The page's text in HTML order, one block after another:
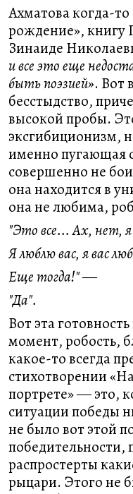
Ахматова когда-то
рождение», книгу
Зинаиде
и все это еще
быть поэзией». Вот
бесстыдство,
высокой пробы.
эксгибиционизм,
именно пугающая
совершенно не
она находится в
она не любима,
"Это все... Ах, нет,
Я люблю вас, я вас
Еще тогда!" ―
"Да".
Вот эта
момент, робость,
какое-то всегда
стихотворении
портрете» ― это,
ситуации победы
не было вот этой
победительности,
распростерты
рыцари. Этого не